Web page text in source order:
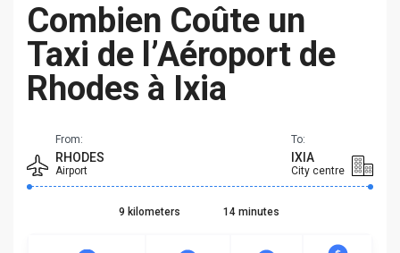
Combien Coûte un
Taxi de l’Aéroport de
Rhodes à Ixia
From:
RHODES
Airport
To:
IXIA
City centre
9 kilometers 14 minutes